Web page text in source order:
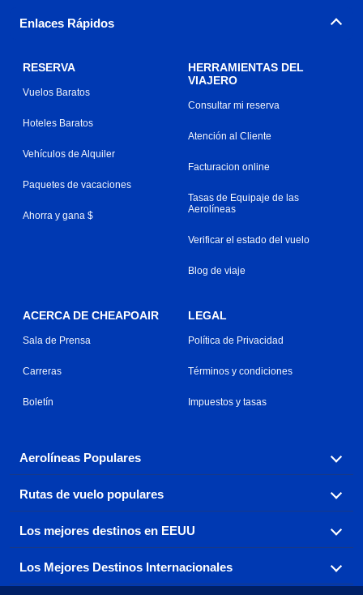
Enlaces Rápidos
RESERVA
Vuelos Baratos
Hoteles Baratos
Vehículos de Alquiler
Paquetes de vacaciones
Ahorra y gana $
HERRAMIENTAS DEL
VIAJERO
Consultar mi reserva
Atención al Cliente
Facturacion online
Tasas de Equipaje de las
Aerolíneas
Verificar el estado del vuelo
Blog de viaje
ACERCA DE CHEAPOAIR
Sala de Prensa
Carreras
Boletín
LEGAL
Política de Privacidad
Términos y condiciones
Impuestos y tasas
Aerolíneas Populares
Explora nuestras opciones de tarifas aéreas baratas por
aerolínea, con más de 500 opciones para elegir.
Aeromexico
Air France Alaska Airlines
Rutas de vuelo populares
Reserva una de nuestras rutas de vuelo más populares
con tres sencillos clics.
Los mejores destinos en EEUU
Encuentra boletos de avión baratos a destinos
populares de los EEUU de costa a costa.
Los Mejores Destinos Internacionales